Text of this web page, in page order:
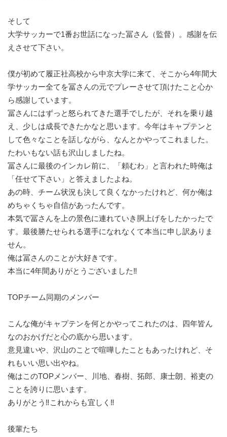
そして
大学サッカーで1番お世話になった冨さん（監督）。感謝を伝
えさせて下さい。
僕が初めて履正社高校から中京大学に来て、そこから4年間大
学サッカー全てを冨さんの元でプレーさせて頂けたこと心か
ら感謝しています。
冨さんにはずっと怒られてきた選手でしたが、それを乗り越
え、少しは成長できたかなと思います。今年はキャプテンと
して色々なことを話しながら、なんとかやってこれました。
たわいもない話も沢山しましたね。
冨さんに最後のインカレ前に、「頼むわ」と言われた時俺は
「任せて下さい」と答えましたよね。
あの時、チーム状況も決して良くなかったけれど、何か俺は
めちゃくちゃ自信があったんです。
本気で冨さんを上の景色に連れていき胴上げをしたかったで
す。最後勝たせられる選手になれなくて本当に申し訳ありま
せん。
俺は冨さんのことが大好きです。
本当に4年間ありがとうございました‼︎
TOPチーム同期のメンバー
こんな俺がキャプテンを何とかやってこれたのは、四年皆ん
なのおかげだと心の底から思います。
意見違いや、沢山のことで喧嘩したこともあったけれど、そ
れもいい思い出やね。
俺はこのTOPメンバー、川地、春樹、拓郎、康士朗、裕吏の
ことを誇りに思います。
ありがとう‼︎これからも宜しく‼︎
後輩たち